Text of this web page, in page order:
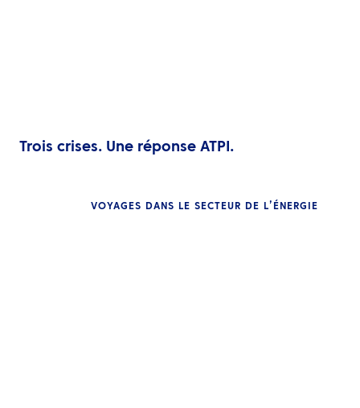
Trois crises. Une réponse ATPI.
VOYAGES DANS LE SECTEUR DE L’ÉNERGIE